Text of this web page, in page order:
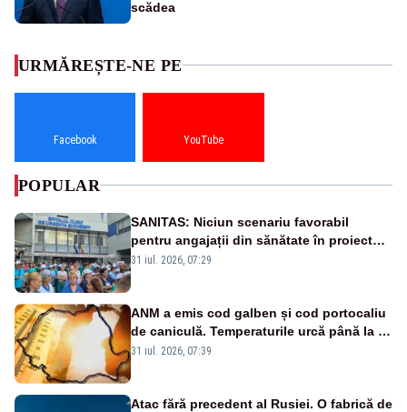
scădea
URMĂREȘTE-NE PE
Facebook YouTube
POPULAR
SANITAS: Niciun scenariu favorabil
pentru angajații din sănătate în proiectul
Legii salarizării
31 iul. 2026, 07:29
ANM a emis cod galben și cod portocaliu
de caniculă. Temperaturile urcă până la 38
de grade, iar nopțile devin tropicale
31 iul. 2026, 07:39
Atac fără precedent al Rusiei. O fabrică de